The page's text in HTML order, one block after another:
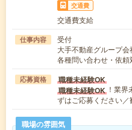
交通費
交通費支給
仕事内容
受付
大手不動産グループ
各種問い合わせ・依
応募資格
職種未経験OK
職種未経験OK ！業
ずはご応募ください
職場の雰囲気